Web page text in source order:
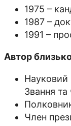
1975 –
1987 –
1991 –
Автор
Науковий
Звання та
Член